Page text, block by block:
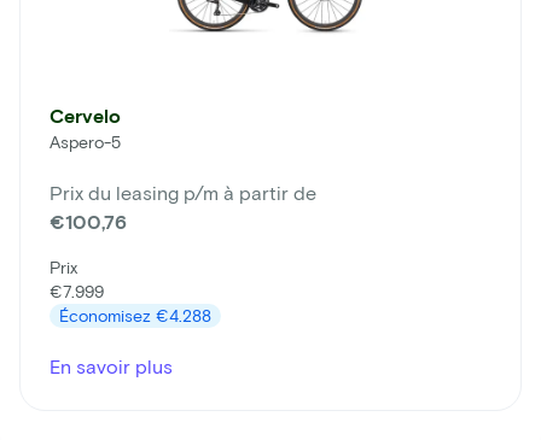
Cervelo
Aspero-5
Prix du leasing p/m à partir de
€100,76
Prix
€7.999
Économisez €4.288
En savoir plus